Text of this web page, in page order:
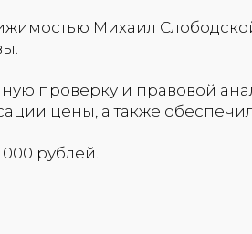
Михаил
проверку и правовой
цены, а также
000 рублей.